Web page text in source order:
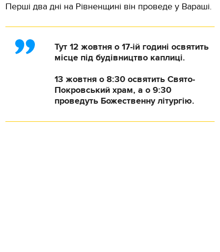
Перші два дні на Рівненщині він проведе у Вараші.
Тут 12 жовтня о 17-ій годині освятить
місце під будівництво каплиці.
13 жовтня о 8:30 освятить Свято-
Покровський храм, а о 9:30
проведуть Божественну літургію.